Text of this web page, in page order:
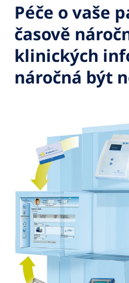
Péče o vaše
časově
klinických
náročná být